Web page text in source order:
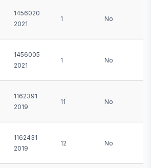
1456020
2021
1 No
1456005
2021
1 No
1162391
2019
11 No
1162431
2019
12 No